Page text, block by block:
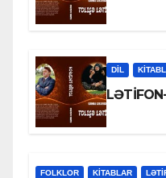
DİL
FOLKLOR KİTABLAR